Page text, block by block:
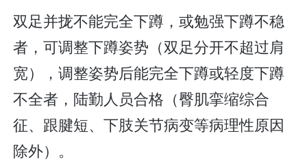
双足并拢不能完全下蹲，或勉强下蹲不稳
者，可调整下蹲姿势（双足分开不超过肩
宽），调整姿势后能完全下蹲或轻度下蹲
不全者，陆勤人员合格（臀肌挛缩综合
征、跟腱短、下肢关节病变等病理性原因
除外）。